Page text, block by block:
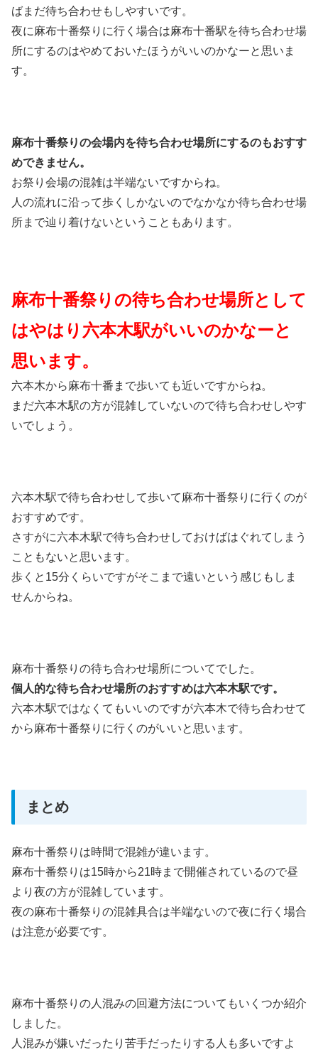
ばまだ待ち合わせもしやすいです。
夜に麻布十番祭りに行く場合は麻布十番駅を待ち合わせ場
所にするのはやめておいたほうがいいのかなーと思いま
す。
麻布十番祭りの会場内を待ち合わせ場所にするのもおすす
めできません。
お祭り会場の混雑は半端ないですからね。
人の流れに沿って歩くしかないのでなかなか待ち合わせ場
所まで辿り着けないということもあります。
麻布十番祭りの待ち合わせ場所として
はやはり六本木駅がいいのかなーと
思います。
六本木から麻布十番まで歩いても近いですからね。
まだ六本木駅の方が混雑していないので待ち合わせしやす
いでしょう。
六本木駅で待ち合わせして歩いて麻布十番祭りに行くのが
おすすめです。
さすがに六本木駅で待ち合わせしておけばはぐれてしまう
こともないと思います。
歩くと15分くらいですがそこまで遠いという感じもしま
せんからね。
麻布十番祭りの待ち合わせ場所についてでした。
個人的な待ち合わせ場所のおすすめは六本木駅です。
六本木駅ではなくてもいいのですが六本木で待ち合わせて
から麻布十番祭りに行くのがいいと思います。
まとめ
麻布十番祭りは時間で混雑が違います。
麻布十番祭りは15時から21時まで開催されているので昼
より夜の方が混雑しています。
夜の麻布十番祭りの混雑具合は半端ないので夜に行く場合
は注意が必要です。
麻布十番祭りの人混みの回避方法についてもいくつか紹介
しました。
人混みが嫌いだったり苦手だったりする人も多いですよ